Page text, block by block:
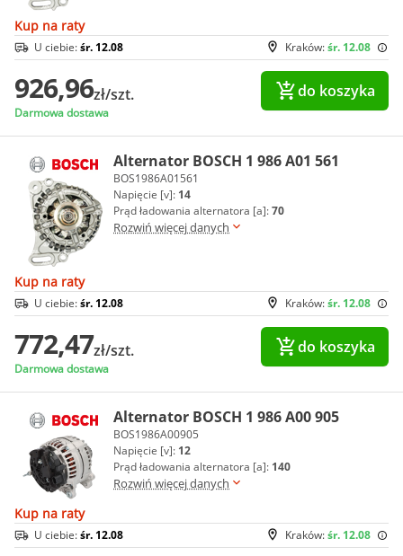
Kup na raty
Kraków:śr. 12.08
U ciebie:śr. 12.08
926,96zł/szt.
Darmowa dostawa
do koszyka
Alternator BOSCH 1 986 A01 561
BOS1986A01561
Napięcie [v]: 14
Prąd ładowania alternatora [a]:70
Rozwiń więcej danych
Kup na raty
Kraków:śr. 12.08
U ciebie:śr. 12.08
772,47zł/szt.
Darmowa dostawa
do koszyka
Alternator BOSCH 1 986 A00 905
BOS1986A00905
Napięcie [v]: 12
Prąd ładowania alternatora [a]: 140
Rozwiń więcej danych
Kup na raty
Kraków:śr. 12.08
U ciebie:śr. 12.08